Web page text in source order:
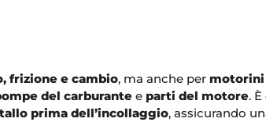
frizione e cambio, ma anche per motorini
del carburante e parti del motore.
prima dell’incollaggio, assicurando